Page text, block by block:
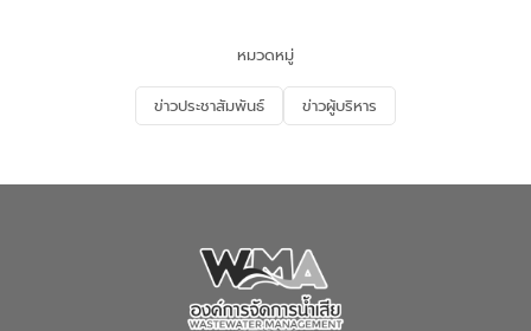
จัดการน้ำเสียและสร้างจิตสำนึกในการ
อนุรักษ์สิ่งแวดล้อม ในหัวข้อ “น้ำเสียชุมชน
และการบำบัดน้ำเสียเบื้องต้น” โดยให้ความรู้
เกี่ยวกับสาเหตุและผลกระทบของน้ำเสีย
ณ เทศบาลตำบลบางเลน จังหวัดนครปฐม
หมวดหมู่
ข่าวประชาสัมพันธ์ ข่าวผู้บริหาร